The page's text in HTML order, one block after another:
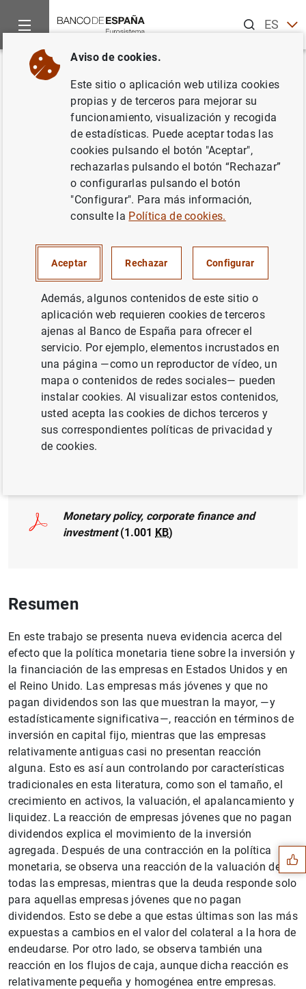
ESEN
Inicio Publicaciones
Volver
Monetary policy, corporate
finance and investment
Autor: James Cloyne ,
Clodomiro Francisco
Ferreira Mayorga, Maren Froemel y Paolo
Surico
INVERSIÓN EMPRESARIAL
TRANSMISIÓN DE POLÍTICA MONETARIA
MÉTODOS CUANTITATIVOS
POLÍTICA MONETARIA
Monetary policy, corporate finance and
investment(1.001 KB)
Resumen
En este trabajo se presenta nueva evidencia acerca del
efecto que la política monetaria tiene sobre la inversión y
la financiación de las empresas en Estados Unidos y en
el Reino Unido. Las empresas más jóvenes y que no
pagan dividendos son las que muestran la mayor, —y
estadísticamente significativa—, reacción en términos de
inversión en capital fijo, mientras que las empresas
relativamente antiguas casi no presentan reacción
alguna. Esto es así aun controlando por características
tradicionales en esta literatura, como son el tamaño, el
crecimiento en activos, la valuación, el apalancamiento y
liquidez. La reacción de empresas jóvenes que no pagan
dividendos explica el movimiento de la inversión
agregada. Después de una contracción en la política
monetaria, se observa una reacción de la valuación de
todas las empresas, mientras que la deuda responde solo
para aquellas empresas jóvenes que no pagan
dividendos. Esto se debe a que estas últimas son las más
expuestas a cambios en el valor del colateral a la hora de
endeudarse. Por otro lado, se observa también una
reacción en los flujos de caja, aunque dicha reacción es
relativamente pequeña y homogénea entre empresas.
Sugerencias
Aviso de cookies.
Este sitio o aplicación web utiliza cookies
propias y de terceros para mejorar su
funcionamiento, visualización y recogida
de estadísticas. Puede aceptar todas las
cookies pulsando el botón "Aceptar",
rechazarlas pulsando el botón “Rechazar”
o configurarlas pulsando el botón
"Configurar". Para más información,
consulte la Política de cookies.
Aceptar Rechazar Configurar
Además, algunos contenidos de este sitio o
aplicación web requieren cookies de terceros
ajenas al Banco de España para ofrecer el
servicio. Por ejemplo, elementos incrustados en
una página —como un reproductor de vídeo, un
mapa o contenidos de redes sociales— pueden
instalar cookies. Al visualizar estos contenidos,
usted acepta las cookies de dichos terceros y
sus correspondientes políticas de privacidad y
de cookies.